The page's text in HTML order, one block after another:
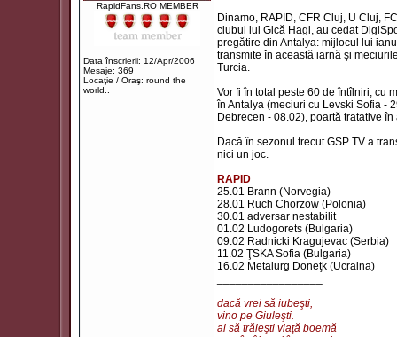
RapidFans.RO MEMBER
Data înscrierii: 12/Apr/2006
Mesaje: 369
Locaţie / Oraş: round the
world..
Dinamo, RAPID, CFR Cluj, U Cluj,
clubul lui Gică Hagi, au cedat
pregătire din Antalya: mijlocul lui
transmite în această iarnă şi
Turcia.
Vor fi în total peste 60 de întîlniri, cu
în Antalya (meciuri cu Levski Sofia -
Debrecen - 08.02), poartă tratative
Dacă în sezonul trecut GSP TV a
nici un joc.
RAPID
25.01 Brann (Norvegia)
28.01 Ruch Chorzow (Polonia)
30.01 adversar nestabilit
01.02 Ludogorets (Bulgaria)
09.02 Radnicki Kragujevac (Serbia)
11.02 ŢSKA Sofia (Bulgaria)
16.02 Metalurg Doneţk (Ucraina)
dacă vrei să iubeşti,
vino pe Giuleşti.
ai să trăieşti viaţă boemă